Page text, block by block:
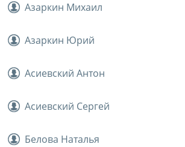
Азаркин Михаил
Азаркин Юрий
Асиевский Антон
Асиевский Сергей
Белова Наталья